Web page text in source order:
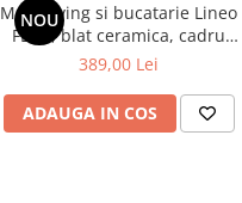
NOU
Masa living si bucatarie Lineo
FDT1, blat ceramica, cadru
metalic, 6 persoane,
389,00 Lei
ADAUGA IN COS